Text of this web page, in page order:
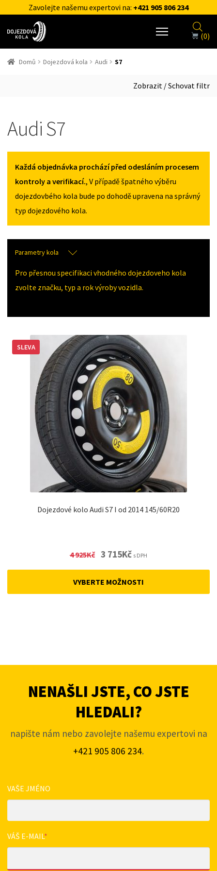
Zavolejte našemu expertovi na: +421 905 806 234
(0)
Domů Dojezdová kola Audi S7
Zobrazit / Schovat filtr
Audi S7
Každá objednávka prochází před odesláním procesem
kontroly a verifikací., V případě špatného výběru
dojezdovbého kola bude po dohodě upravena na správný
typ dojezdového kola.
Parametry kola
Pro přesnou specifikaci vhodného dojezdoveho kola
zvolte značku, typ a rok výroby vozidla.
Dojezdové kolo Audi S7 I od 2014 145/60R20
SLEVA
4 925Kč Original
3 715KčCurrent
s DPH
VYBERTE MOŽNOSTI
NENAŠLI JSTE, CO JSTE
HLEDALI?
napište nám nebo zavolejte našemu expertovi na
+421 905 806 234.
VAŠE JMÉNO
VÁŠ E-MAIL*